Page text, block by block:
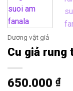
Dương vật giả
Cu giả rung
650.000 ₫